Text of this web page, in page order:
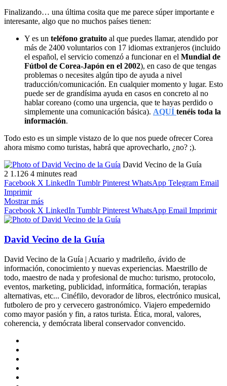
Finalizando… una última cosita que me parece súper importante e
interesante, algo que no muchos países tienen:
Y es un teléfono gratuito al que puedes llamar, atendido por
más de 2400 voluntarios con 17 idiomas extranjeros (incluido
el español, el servicio comenzó a funcionar en el Mundial de
Fútbol de Corea-Japón en el 2002), en caso de que tengas
problemas o necesites algún tipo de ayuda a nivel
traducción/comunicación. En cualquier momento y lugar. Esto
puede ser de grandísima ayuda en casos en concreto al no
hablar coreano (como una urgencia, que te hayas perdido o
simplemente una comunicación básica). AQUÍ tenéis toda la
información.
Todo esto es un simple vistazo de lo que nos puede ofrecer Corea
ahora mismo como turistas, habrá que aprovecharlo, ¿no? ;).
David Vecino de la Guía
X
email
2 1.126 4 minutes read
Facebook X LinkedIn Tumblr Pinterest WhatsApp Telegram Email
Imprimir
Mostrar más
Facebook X LinkedIn Tumblr Pinterest WhatsApp Email Imprimir
David Vecino de la Guía
David Vecino de la Guía | Acuario y madrileño, ávido de
información, conocimiento y nuevas experiencias. Maestrillo de
todo, maestro de nada y profesional de mucho: turismo, protocolo,
eventos, marketing, publicidad, informática, formación, terapias
alternativas, etc... Cinéfilo, devorador de libros, electrónico musical,
futbolero de pro y cervecero gastronómico. Viajero empedernido
como mayor pasión y fin, a ratos turista. Ética, moral, valores,
coherencia, y demócrata liberal conservador convencido.